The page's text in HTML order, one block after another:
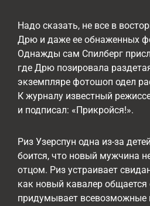
Надо сказать, не все в
Дрю и даже ее обнаженных
Однажды сам Спилберг
где Дрю позировала
экземпляре фотошоп одел
К журналу известный
и подписал: «Прикройся!».
Риз Узерспун одна из-за
боится, что новый мужчина
отцом. Риз устраивает
как новый кавалер
придумывает всевозможные